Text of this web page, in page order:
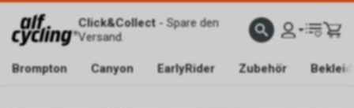
Click&Collect- Spare den
Versand.
Brompton Canyon EarlyRider Zubehör